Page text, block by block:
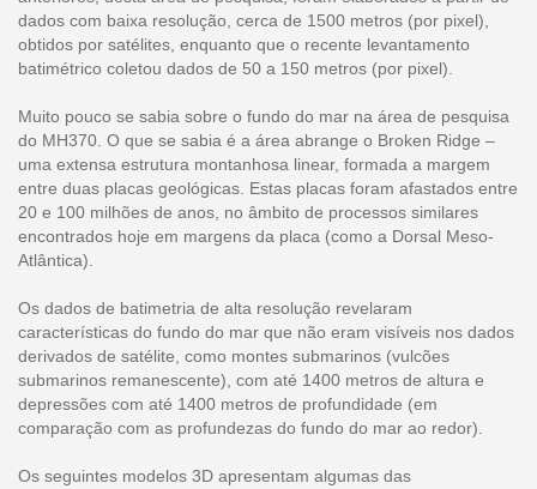
dados com baixa resolução, cerca de 1500 metros (por pixel),
obtidos por satélites, enquanto que o recente levantamento
batimétrico coletou dados de 50 a 150 metros (por pixel).
Muito pouco se sabia sobre o fundo do mar na área de pesquisa
do MH370. O que se sabia é a área abrange o Broken Ridge –
uma extensa estrutura montanhosa linear, formada a margem
entre duas placas geológicas. Estas placas foram afastados entre
20 e 100 milhões de anos, no âmbito de processos similares
encontrados hoje em margens da placa (como a Dorsal Meso-
Atlântica).
Os dados de batimetria de alta resolução revelaram
características do fundo do mar que não eram visíveis nos dados
derivados de satélite, como montes submarinos (vulcões
submarinos remanescente), com até 1400 metros de altura e
depressões com até 1400 metros de profundidade (em
comparação com as profundezas do fundo do mar ao redor).
Os seguintes modelos 3D apresentam algumas das